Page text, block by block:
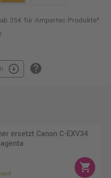
35€ für Ampertec Produkte*
arrow_circle_down help
ersetzt Canon C-EXV34
shopping_cart